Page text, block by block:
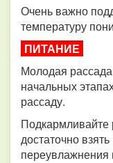
Очень важно
температуру
ПИТАНИЕ
Молодая
начальных
рассаду.
Подкармливайте
достаточно
переувлажнения